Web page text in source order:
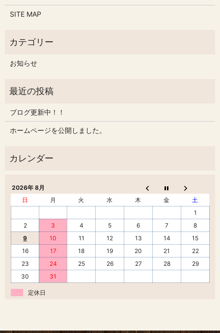
SITE MAP
お知らせ
ブログ更新中！！
ホームページを公開しました。
2026年 8月
日
月 火 水 木 金
土
1
2
3 4 5 6 7
8
9
10 11 12 13 14
15
16
17 18 19 20 21
22
23
24 25 26 27 28
29
30
31
定休日